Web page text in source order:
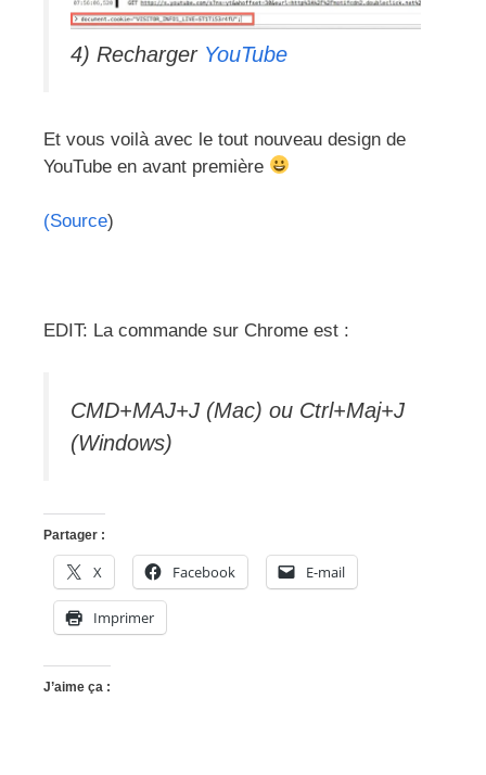
4) Recharger YouTube
Et vous voilà avec le tout nouveau design de
YouTube en avant première
(Source)
EDIT: La commande sur Chrome est :
CMD+MAJ+J (Mac) ou Ctrl+Maj+J
(Windows)
Partager :
X Facebook E-mail
Imprimer
J’aime ça :